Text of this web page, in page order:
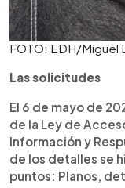
FOTO: EDH/Miguel
Las solicitudes
El 6 de mayo de
de la Ley de
Información y
de los detalles se
puntos: Planos,